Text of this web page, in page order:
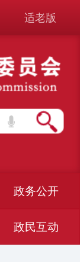
适老版
政务公开
政民互动